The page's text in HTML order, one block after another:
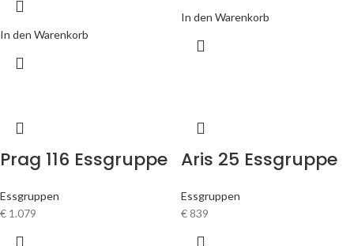
In den Warenkorb
In den Warenkorb
Prag 116 Essgruppe
Essgruppen
€ 1.079
Aris 25 Essgruppe
Essgruppen
€839